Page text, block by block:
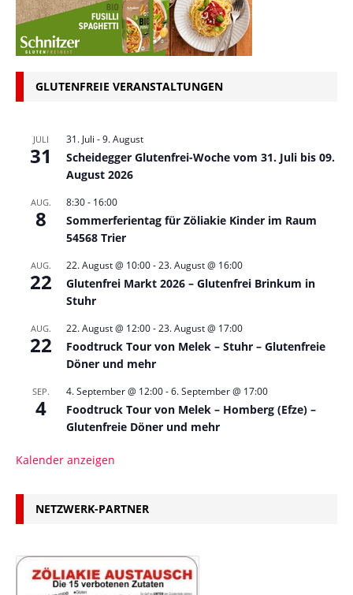
GLUTENFREIE VERANSTALTUNGEN
JULI
31
31. Juli -9. August
Scheidegger Glutenfrei-Woche vom 31. Juli bis 09.
August 2026
AUG.
8
8:30- 16:00
Sommerferientag für Zöliakie Kinder im Raum
54568 Trier
AUG.
22
22. August @ 10:00-23. August @ 16:00
Glutenfrei Markt 2026 – Glutenfrei Brinkum in
Stuhr
AUG.
22
22. August @ 12:00-23. August @ 17:00
Foodtruck Tour von Melek – Stuhr – Glutenfreie
Döner und mehr
SEP.
4
4. September @ 12:00-6. September @ 17:00
Foodtruck Tour von Melek – Homberg (Efze) –
Glutenfreie Döner und mehr
Kalender anzeigen
NETZWERK-PARTNER